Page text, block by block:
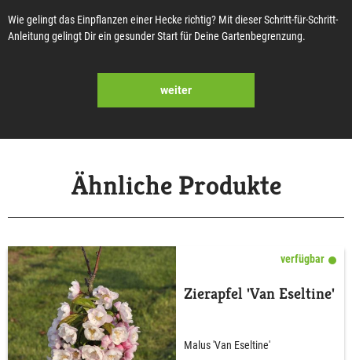
Wie gelingt das Einpflanzen einer Hecke richtig? Mit dieser Schritt-für-Schritt-
Anleitung gelingt Dir ein gesunder Start für Deine Gartenbegrenzung.
weiter
Ähnliche Produkte
verfügbar
Zierapfel 'Van Eseltine'
Malus 'Van Eseltine'